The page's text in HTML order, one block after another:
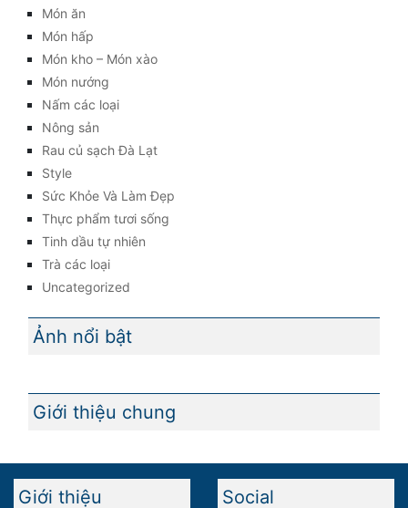
Món ăn
Món hấp
Món kho – Món xào
Món nướng
Nấm các loại
Nông sản
Rau củ sạch Đà Lạt
Style
Sức Khỏe Và Làm Đẹp
Thực phẩm tươi sống
Tinh dầu tự nhiên
Trà các loại
Uncategorized
Ảnh nổi bật
Giới thiệu chung
Giới thiệu Social